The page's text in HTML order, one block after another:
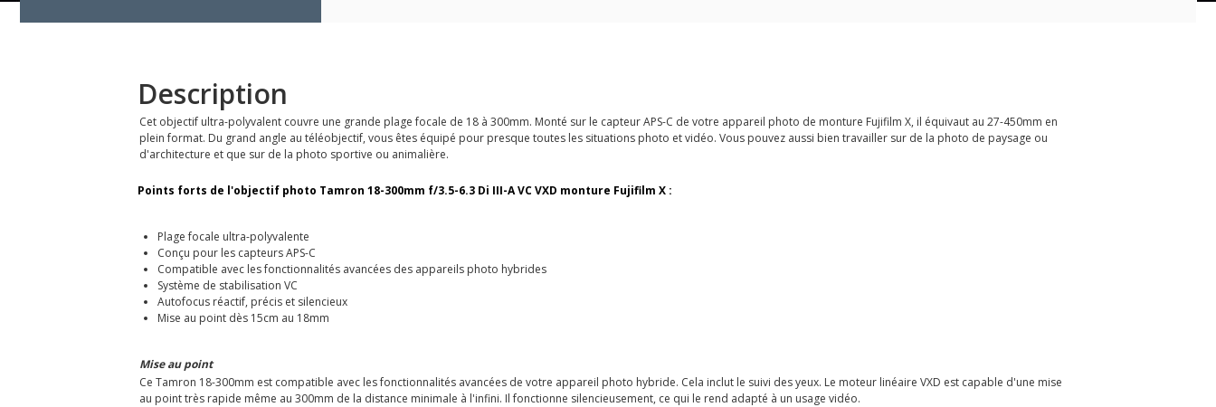
Description
Cet objectif ultra-polyvalent couvre une grande plage focale de 18 à 300mm. Monté sur le capteur APS-C de votre appareil photo de monture Fujifilm X, il équivaut au 27-450mm en
plein format. Du grand angle au téléobjectif, vous êtes équipé pour presque toutes les situations photo et vidéo. Vous pouvez aussi bien travailler sur de la photo de paysage ou
d'architecture et que sur de la photo sportive ou animalière.
Points forts de l'objectif photo Tamron 18-300mm f/3.5-6.3 Di III-A VC VXD monture Fujifilm X :
Plage focale ultra-polyvalente
Conçu pour les capteurs APS-C
Compatible avec les fonctionnalités avancées des appareils photo hybrides
Système de stabilisation VC
Autofocus réactif, précis et silencieux
Mise au point dès 15cm au 18mm
Mise au point
Ce Tamron 18-300mm est compatible avec les fonctionnalités avancées de votre appareil photo hybride. Cela inclut le suivi des yeux. Le moteur linéaire VXD est capable d'une mise
au point très rapide même au 300mm de la distance minimale à l'infini. Il fonctionne silencieusement, ce qui le rend adapté à un usage vidéo.